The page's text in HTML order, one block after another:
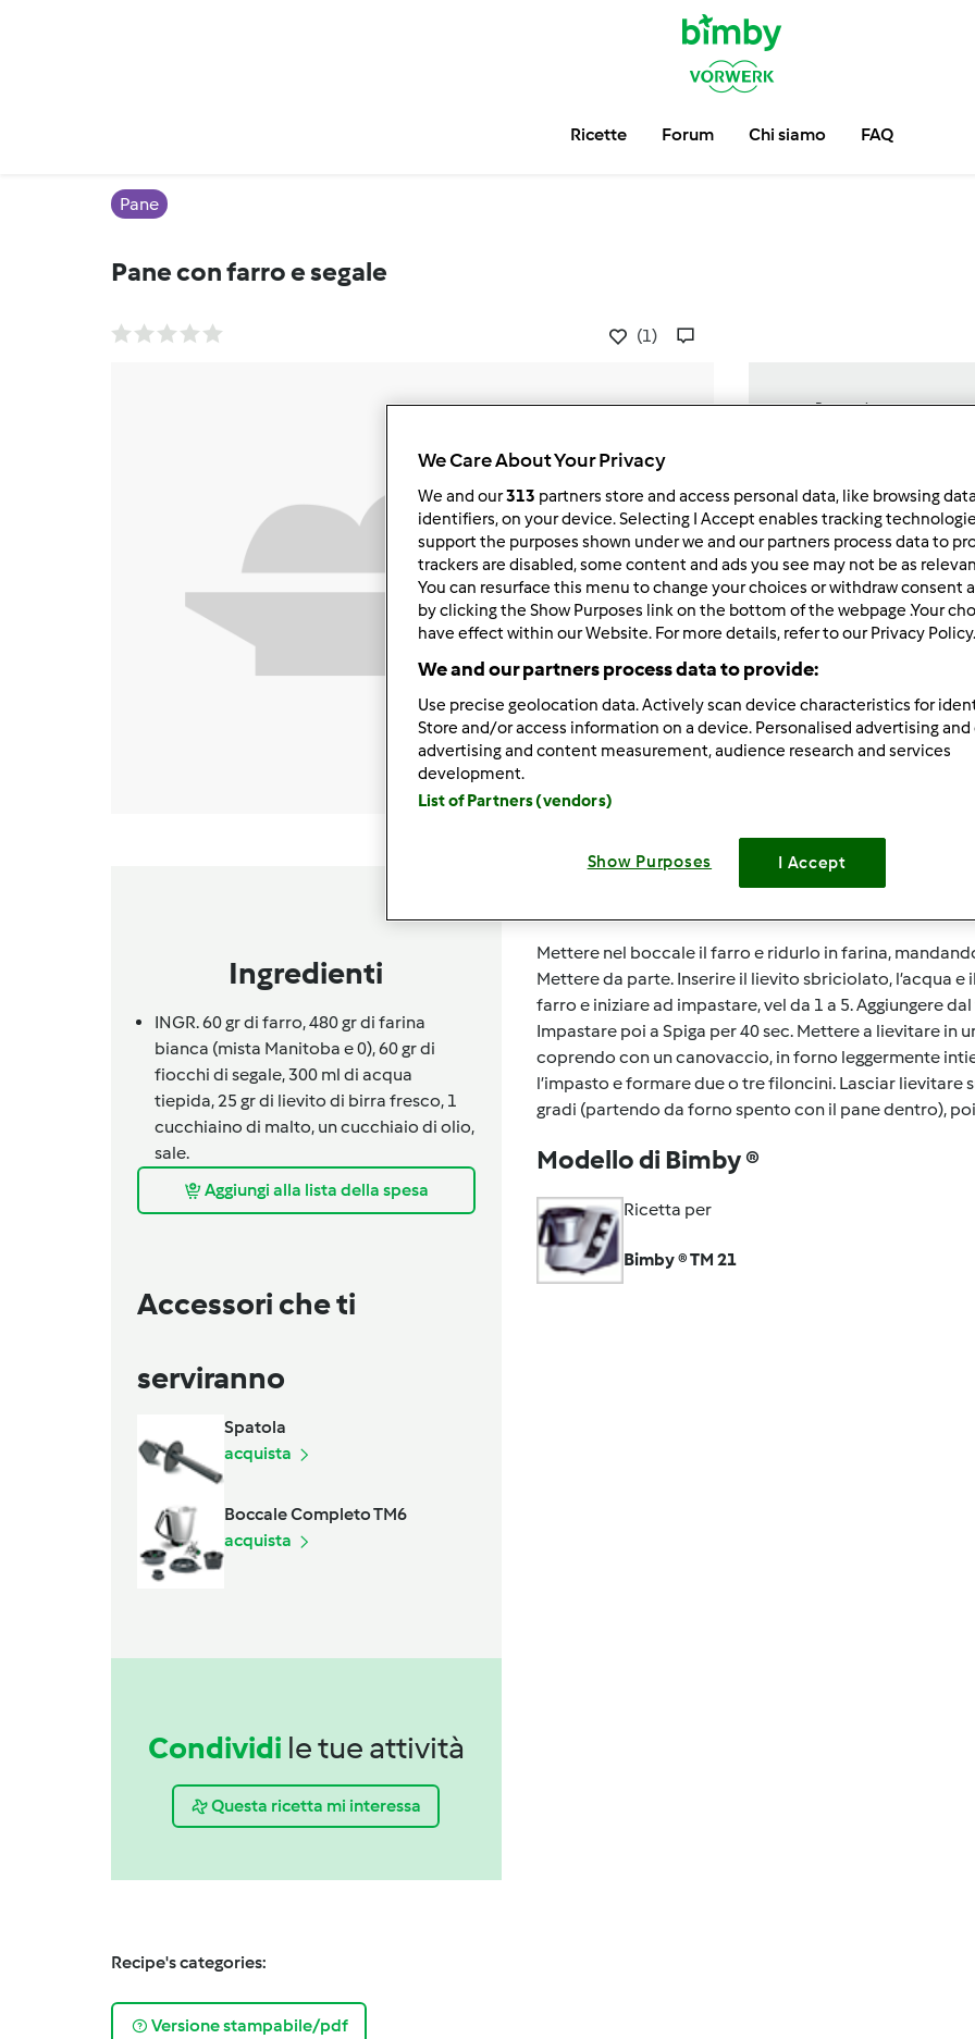
Ricette Forum Chi siamo FAQ
Pane
Pane con farro e segale
(1)
Preparazione
Total
0min
porzione/porzioni
Difficoltà
--
Ingredienti
INGR. 60 gr di farro, 480 gr di farina
bianca (mista Manitoba e 0), 60 gr di
fiocchi di segale, 300 ml di acqua
tiepida, 25 gr di lievito di birra fresco, 1
cucchiaino di malto, un cucchiaio di olio,
sale.
Aggiungi alla lista della spesa
Accessori che ti
serviranno
Spatola
acquista
Boccale Completo TM6
acquista
Condividi le tue attività
Questa ricetta mi interessa
Preparazione
Mettere nel boccale il farro e ridurlo in farina,
Mettere da parte. Inserire il lievito sbriciolato, l’acqua e
farro e iniziare ad impastare, vel da 1 a 5. Aggiungere
Impastare poi a Spiga per 40 sec. Mettere a lievitare in
coprendo con un canovaccio, in forno leggermente
l’impasto e formare due o tre filoncini. Lasciar lievitare
gradi (partendo da forno spento con il pane dentro),
Modello di Bimby ®
Ricetta per
Bimby ® TM 21
Recipe's categories:
Versione stampabile/pdf
We Care About Your Privacy
We and our313 partners store and access personal data, like browsing
identifiers, on your device. Selecting I Accept enables tracking
support the purposes shown under we and our partners process data to
trackers are disabled, some content and ads you see may not be as
You can resurface this menu to change your choices or withdraw consent
by clicking the Show Purposes link on the bottom of the webpage .Your
have effect within our Website. For more details, refer to our Privacy Policy.
We and our partners process data to provide:
Use precise geolocation data. Actively scan device characteristics for
Store and/or access information on a device. Personalised advertising
advertising and content measurement, audience research and services
development.
List of Partners (vendors)
Show Purposes I Accept